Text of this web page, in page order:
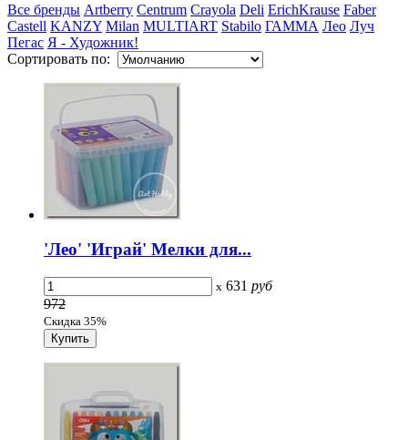
Все бренды Artberry Centrum Crayola Deli ErichKrause Faber
Castell KANZY Milan MULTIART Stabilo ГАММА Лео Луч
Пегас Я - Художник!
Сортировать по:
'Лео' 'Играй' Мелки для...
x 631 руб
972
Скидка 35%